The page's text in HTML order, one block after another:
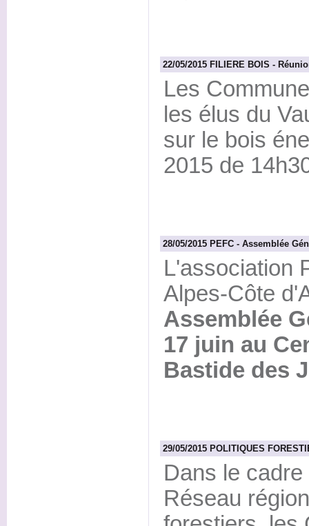
22/05/2015 FILIERE BOIS -
Les
les élus du
sur le bois
2015 de
28/05/2015 PEFC - Assemblée
L'association
Alpes-Côte
Assemblée
17 juin au
Bastide des
29/05/2015 POLITIQUES
Dans le
Réseau